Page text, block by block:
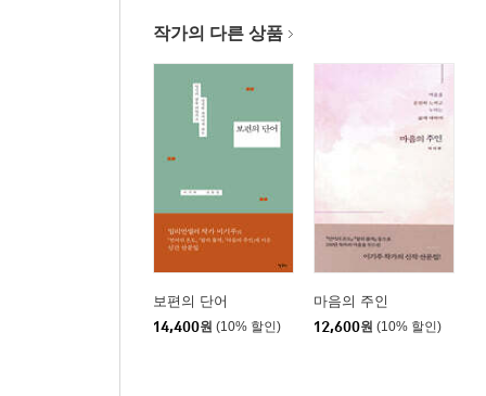
눈물은 눈에만 있는 게 아니다
대체할 수 없는 존재
대체할 수 없는 문장
라이팅은 리라이팅
모두 숲으로 돌아갔다
딸에게 보내는 굿나잇 키스
프로와 아마추어의 차이
시간의 공백 메우기
작가의 다른 상품
보편의 단어
14,400원 (10% 할인)
마음의 주인
12,600원 (10% 할인)